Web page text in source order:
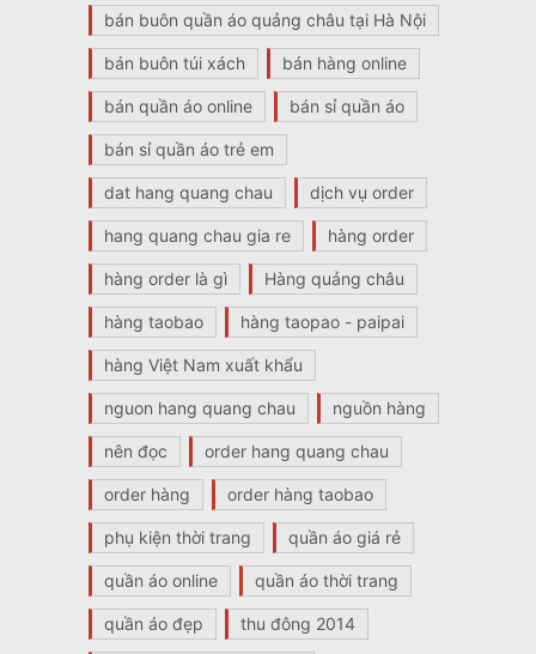
bán buôn quần áo quảng châu tại Hà Nội
bán buôn túi xách bán hàng online
bán quần áo online bán sỉ quần áo
bán sỉ quần áo trẻ em
dat hang quang chau dịch vụ order
hang quang chau gia re hàng order
hàng order là gì Hàng quảng châu
hàng taobao hàng taopao - paipai
hàng Việt Nam xuất khẩu
nguon hang quang chau nguồn hàng
nên đọc order hang quang chau
order hàng order hàng taobao
phụ kiện thời trang quần áo giá rẻ
quần áo online quần áo thời trang
quần áo đẹp thu đông 2014